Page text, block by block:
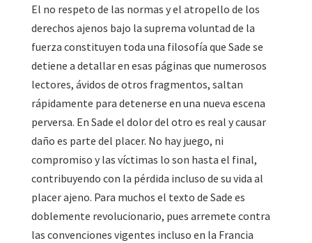
El no respeto de las normas y el atropello de los
derechos ajenos bajo la suprema voluntad de la
fuerza constituyen toda una filosofía que Sade se
detiene a detallar en esas páginas que numerosos
lectores, ávidos de otros fragmentos, saltan
rápidamente para detenerse en una nueva escena
perversa. En Sade el dolor del otro es real y causar
daño es parte del placer. No hay juego, ni
compromiso y las víctimas lo son hasta el final,
contribuyendo con la pérdida incluso de su vida al
placer ajeno. Para muchos el texto de Sade es
doblemente revolucionario, pues arremete contra
las convenciones vigentes incluso en la Francia